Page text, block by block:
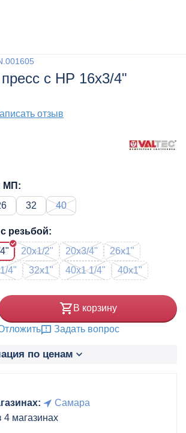
с НР 16x3/4"
отзыв
МП:
32 40
резьбой:
20x1/2" 20x3/4"
26x1"
4" 32x1" 40x1 1/4" 40x1"
В корзину
Задать вопрос
по ценам
Самара
4 магазинах